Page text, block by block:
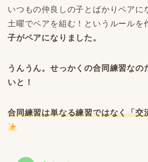
いつもの仲良しの子とばかりペアに
土曜でペアを組む！というルールを
子がペアになりました。
うんうん。せっかくの合同練習なの
いと！
合同練習は単なる練習ではなく「交